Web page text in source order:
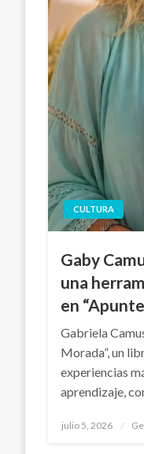
CULTURA
Gaby
una
en
Gabriela
Morada”, un
experiencias
aprendizaje,
Publicado
julio 5, 2026